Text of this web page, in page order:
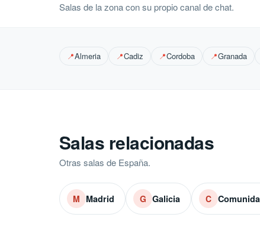
Salas de la zona con su propio canal de chat.
📍Almeria 📍Cadiz 📍Cordoba 📍Granada
Salas relacionadas
Otras salas de España.
M Madrid G Galicia C